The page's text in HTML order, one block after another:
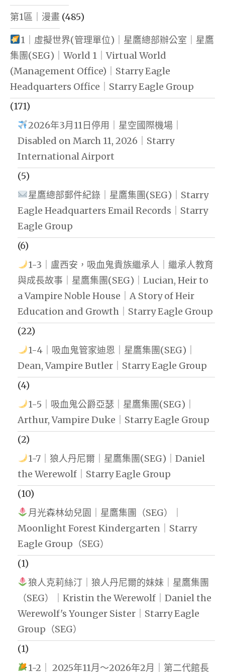
第1區｜漫畫 (485)
1｜虛擬世界(管理單位)｜星鷹總部辦公室｜星鷹
集團(SEG)｜World 1｜Virtual World
(Management Office)｜Starry Eagle
Headquarters Office｜Starry Eagle Group
(171)
2026年3月11日停用｜星空國際機場｜
Disabled on March 11, 2026｜Starry
International Airport
(5)
星鷹總部郵件紀錄｜星鷹集團(SEG)｜Starry
Eagle Headquarters Email Records｜Starry
Eagle Group
(6)
1-3｜盧西安，吸血鬼貴族繼承人｜繼承人教育
與成長故事｜星鷹集團(SEG)｜Lucian, Heir to
a Vampire Noble House｜A Story of Heir
Education and Growth｜Starry Eagle Group
(22)
1-4｜吸血鬼管家迪恩｜星鷹集團(SEG)｜
Dean, Vampire Butler｜Starry Eagle Group
(4)
1-5｜吸血鬼公爵亞瑟｜星鷹集團(SEG)｜
Arthur, Vampire Duke｜Starry Eagle Group
(2)
1-7｜狼人丹尼爾｜星鷹集團(SEG)｜Daniel
the Werewolf｜Starry Eagle Group
(10)
月光森林幼兒園｜星鷹集團（SEG）｜
Moonlight Forest Kindergarten｜Starry
Eagle Group（SEG）
(1)
狼人克莉絲汀｜狼人丹尼爾的妹妹｜星鷹集團
（SEG）｜Kristin the Werewolf｜Daniel the
Werewolf's Younger Sister｜Starry Eagle
Group（SEG）
(1)
1-2｜ 2025年11月～2026年2月｜第二代館長